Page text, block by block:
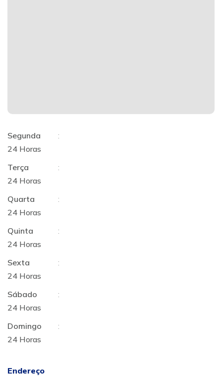
Segunda
:
24 Horas
Terça
:
24 Horas
Quarta
:
24 Horas
Quinta
:
24 Horas
Sexta
:
24 Horas
Sábado
:
24 Horas
Domingo
:
24 Horas
Endereço